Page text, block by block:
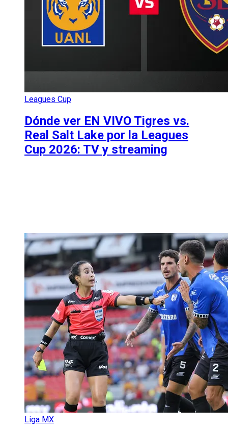
Leagues Cup
Dónde ver EN VIVO Tigres vs.
Real Salt Lake por la Leagues
Cup 2026: TV y streaming
Liga MX